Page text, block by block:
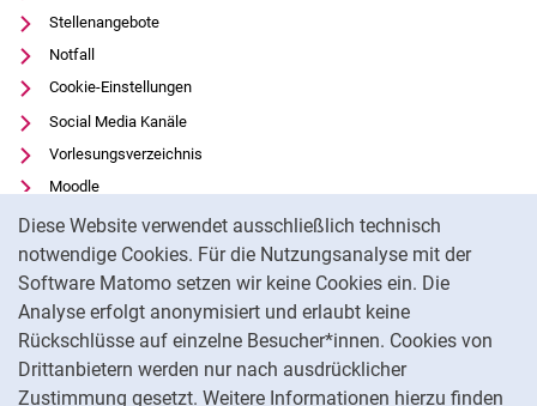
Diese Website verwendet ausschließlich technisch
notwendige Cookies. Für die Nutzungsanalyse mit der
Software Matomo setzen wir keine Cookies ein. Die
Analyse erfolgt anonymisiert und erlaubt keine
Rückschlüsse auf einzelne Besucher*innen. Cookies von
Drittanbietern werden nur nach ausdrücklicher
Zustimmung gesetzt. Weitere Informationen hierzu finden
Stellenangebote
Notfall
Cookie-Einstellungen
Social Media Kanäle
Vorlesungsverzeichnis
Moodle
Panopto
Universitätsbibliothek
Datenschutz
Barrierefreiheit
Transparenter KI-Einsatz